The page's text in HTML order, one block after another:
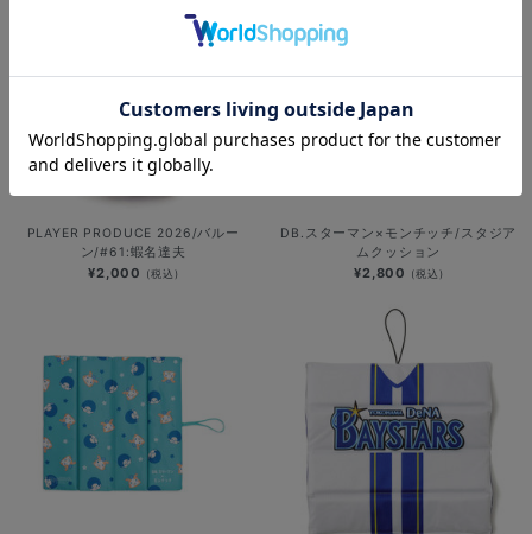
PLAYER PRODUCE 2026/バルー
ン/#61:蝦名達夫
¥2,000 (税込)
DB.スターマン×モンチッチ/スタジア
ムクッション
¥2,800 (税込)